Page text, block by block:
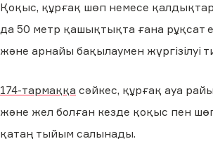
Қоқыс, құрғақ шөп немесе
да 50 метр қашықтықта ғана рұқсат
және арнайы бақылаумен жүргізілуі
174-тармаққа сәйкес, құрғақ ауа
және жел болған кезде қоқыс пен
қатаң тыйым салынады.